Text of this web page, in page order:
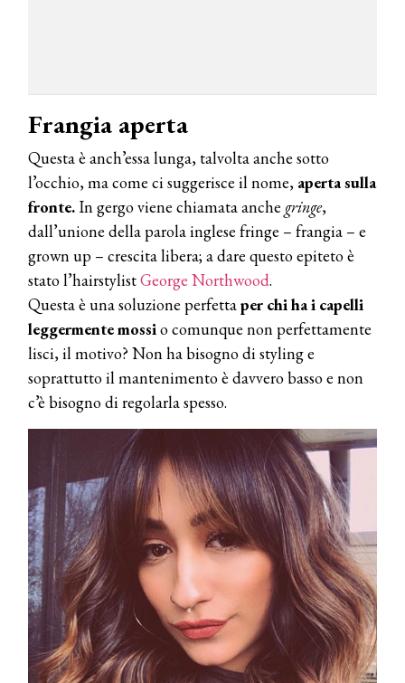
Frangia aperta
Questa è anch’essa lunga, talvolta anche sotto
l’occhio, ma come ci suggerisce il nome, aperta sulla
fronte.In gergo viene chiamata anche gringe,
dall’unione della parola inglese fringe – frangia – e
grown up – crescita libera; a dare questo epiteto è
stato l’hairstylistGeorge Northwood.
Questa è una soluzione perfettaper chi ha i capelli
leggermente mossio comunque non perfettamente
lisci, il motivo? Non ha bisogno di styling e
soprattutto il mantenimento è davvero basso e non
c’è bisogno di regolarla spesso.